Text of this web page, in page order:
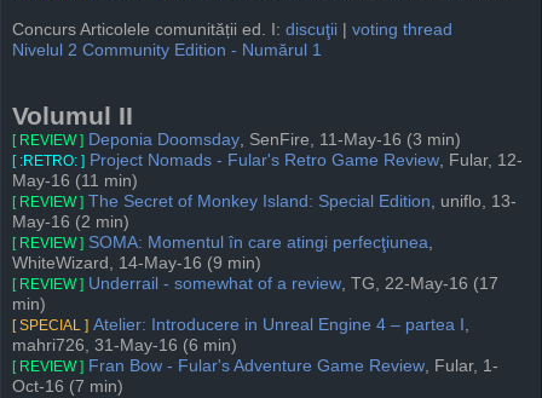
Concurs Articolele comunității ed. I: discuţii
voting thread
Nivelul 2 Community Edition - Numărul 1
Volumul II
[ REVIEW ] Deponia Doomsday, SenFire, 11-May-16 (3 min)
[ :RETRO: ] Project Nomads - Fular's Retro Game Review, Fular, 12-
May-16 (11 min)
[ REVIEW ] The Secret of Monkey Island: Special Edition, uniflo, 13-
May-16 (2 min)
[ REVIEW ] SOMA: Momentul în care atingi perfecţiunea,
WhiteWizard, 14-May-16 (9 min)
[ REVIEW ] Underrail - somewhat of a review, TG, 22-May-16 (17
min)
[ SPECIAL ] Atelier: Introducere in Unreal Engine 4 – partea I ,
mahri726, 31-May-16 (6 min)
[ REVIEW ] Fran Bow - Fular's Adventure Game Review, Fular, 1-
Oct-16 (7 min)